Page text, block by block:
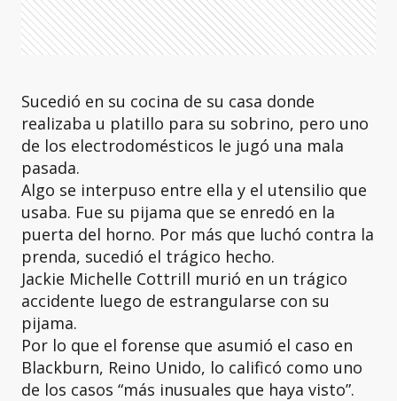
Sucedió en su cocina de su casa donde
realizaba u platillo para su sobrino, pero uno
de los electrodomésticos le jugó una mala
pasada.
Algo se interpuso entre ella y el utensilio que
usaba. Fue su pijama que se enredó en la
puerta del horno. Por más que luchó contra la
prenda, sucedió el trágico hecho.
Jackie Michelle Cottrill murió en un trágico
accidente luego de estrangularse con su
pijama.
Por lo que el forense que asumió el caso en
Blackburn, Reino Unido, lo calificó como uno
de los casos “más inusuales que haya visto”.